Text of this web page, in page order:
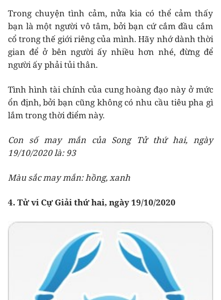
Trong chuyện tình cảm, nửa kia có thể cảm thấy
bạn là một người vô tâm, bởi bạn cứ cắm đầu cắm
cổ trong thế giới riêng của mình. Hãy nhớ dành thời
gian để ở bên người ấy nhiều hơn nhé, đừng để
người ấy phải tủi thân.
Tình hình tài chính của cung hoàng đạo này ở mức
ổn định, bởi bạn cũng không có nhu cầu tiêu pha gì
lắm trong thời điểm này.
Con số may mắn của Song Tử thứ hai, ngày
19/10/2020 là: 93
Màu sắc may mắn: hồng, xanh
4. Tử vi Cự Giải thứ hai, ngày 19/10/2020